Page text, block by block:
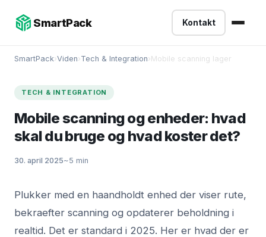
SmartPack Kontakt
SmartPack›Viden›Tech & Integration›Mobile scanning lager
TECH & INTEGRATION
Mobile scanning og enheder: hvad
skal du bruge og hvad koster det?
30. april 2025~5 min
Plukker med en haandholdt enhed der viser rute,
bekraefter scanning og opdaterer beholdning i
realtid. Det er standard i 2025. Her er hvad der er